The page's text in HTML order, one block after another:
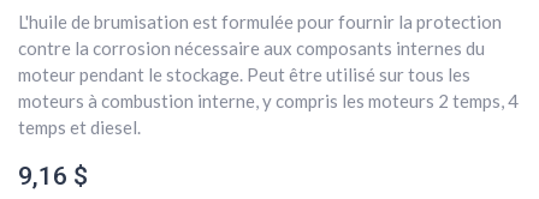
L'huile de brumisation est formulée pour fournir la protection
contre la corrosion nécessaire aux composants internes du
moteur pendant le stockage. Peut être utilisé sur tous les
moteurs à combustion interne, y compris les moteurs 2 temps, 4
temps et diesel.
9,16 $